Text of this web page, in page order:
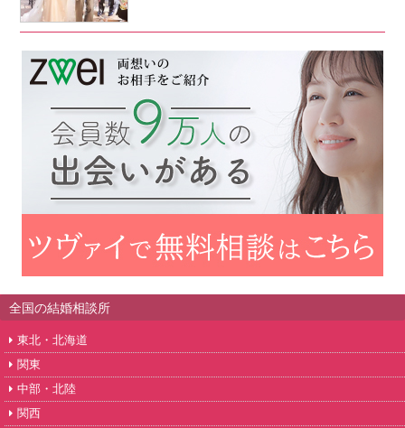
全国の結婚相談所
東北・北海道
関東
中部・北陸
関西